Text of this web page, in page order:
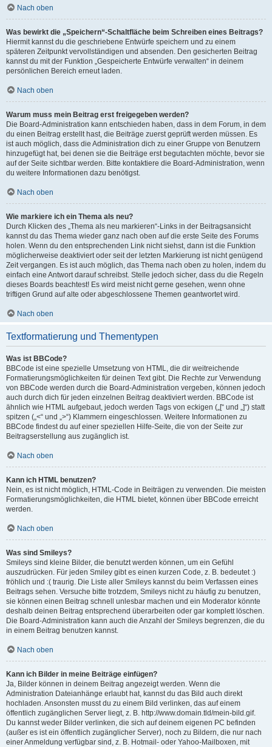
Nach oben
Was bewirkt die „Speichern“-Schaltfläche beim Schreiben eines Beitrags?
Hiermit kannst du die geschriebene Entwürfe speichern und zu einem
späteren Zeitpunkt vervollständigen und absenden. Den gesicherten Beitrag
kannst du mit der Funktion „Gespeicherte Entwürfe verwalten“ in deinem
persönlichen Bereich erneut laden.
Nach oben
Warum muss mein Beitrag erst freigegeben werden?
Die Board-Administration kann entschieden haben, dass in dem Forum, in dem
du einen Beitrag erstellt hast, die Beiträge zuerst geprüft werden müssen. Es
ist auch möglich, dass die Administration dich zu einer Gruppe von Benutzern
hinzugefügt hat, bei denen sie die Beiträge erst begutachten möchte, bevor sie
auf der Seite sichtbar werden. Bitte kontaktiere die Board-Administration, wenn
du weitere Informationen dazu benötigst.
Nach oben
Wie markiere ich ein Thema als neu?
Durch Klicken des „Thema als neu markieren“-Links in der Beitragsansicht
kannst du das Thema wieder ganz nach oben auf die erste Seite des Forums
holen. Wenn du den entsprechenden Link nicht siehst, dann ist die Funktion
möglicherweise deaktiviert oder seit der letzten Markierung ist nicht genügend
Zeit vergangen. Es ist auch möglich, das Thema nach oben zu holen, indem du
einfach eine Antwort darauf schreibst. Stelle jedoch sicher, dass du die Regeln
dieses Boards beachtest! Es wird meist nicht gerne gesehen, wenn ohne
triftigen Grund auf alte oder abgeschlossene Themen geantwortet wird.
Nach oben
Textformatierung und Thementypen
Was ist BBCode?
BBCode ist eine spezielle Umsetzung von HTML, die dir weitreichende
Formatierungsmöglichkeiten für deinen Text gibt. Die Rechte zur Verwendung
von BBCode werden durch die Board-Administration vergeben, können jedoch
auch durch dich für jeden einzelnen Beitrag deaktiviert werden. BBCode ist
ähnlich wie HTML aufgebaut, jedoch werden Tags von eckigen („[“ und „]“) statt
spitzen („<“ und „>“) Klammern eingeschlossen. Weitere Informationen zu
BBCode findest du auf einer speziellen Hilfe-Seite, die von der Seite zur
Beitragserstellung aus zugänglich ist.
Nach oben
Kann ich HTML benutzen?
Nein, es ist nicht möglich, HTML-Code in Beiträgen zu verwenden. Die meisten
Formatierungsmöglichkeiten, die HTML bietet, können über BBCode erreicht
werden.
Nach oben
Was sind Smileys?
Smileys sind kleine Bilder, die benutzt werden können, um ein Gefühl
auszudrücken. Für jeden Smiley gibt es einen kurzen Code, z. B. bedeutet :)
fröhlich und :( traurig. Die Liste aller Smileys kannst du beim Verfassen eines
Beitrags sehen. Versuche bitte trotzdem, Smileys nicht zu häufig zu benutzen,
sie können einen Beitrag schnell unlesbar machen und ein Moderator könnte
deshalb deinen Beitrag entsprechend überarbeiten oder gar komplett löschen.
Die Board-Administration kann auch die Anzahl der Smileys begrenzen, die du
in einem Beitrag benutzen kannst.
Nach oben
Kann ich Bilder in meine Beiträge einfügen?
Ja, Bilder können in deinem Beitrag angezeigt werden. Wenn die
Administration Dateianhänge erlaubt hat, kannst du das Bild auch direkt
hochladen. Ansonsten musst du zu einem Bild verlinken, das auf einem
öffentlich zugänglichen Server liegt, z. B. http://www.domain.tld/mein-bild.gif.
Du kannst weder Bilder verlinken, die sich auf deinem eigenen PC befinden
(außer es ist ein öffentlich zugänglicher Server), noch zu Bildern, die nur nach
einer Anmeldung verfügbar sind, z. B. Hotmail- oder Yahoo-Mailboxen, mit